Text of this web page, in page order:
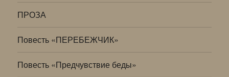
ПРОЗА
Повесть «ПЕРЕБЕЖЧИК»
Повесть «Предчувствие беды»